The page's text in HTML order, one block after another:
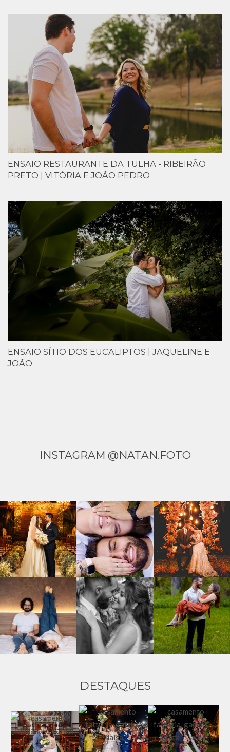
ENSAIO RESTAURANTE DA TULHA - RIBEIRÃO
PRETO | VITÓRIA E JOÃO PEDRO
ENSAIO SÍTIO DOS EUCALIPTOS | JAQUELINE E
JOÃO
INSTAGRAM @NATAN.FOTO
DESTAQUES